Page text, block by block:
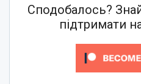
Сподобалось?
підтримати